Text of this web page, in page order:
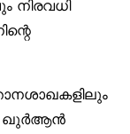
നിരവധി
ഖുര്‍ആന്‍